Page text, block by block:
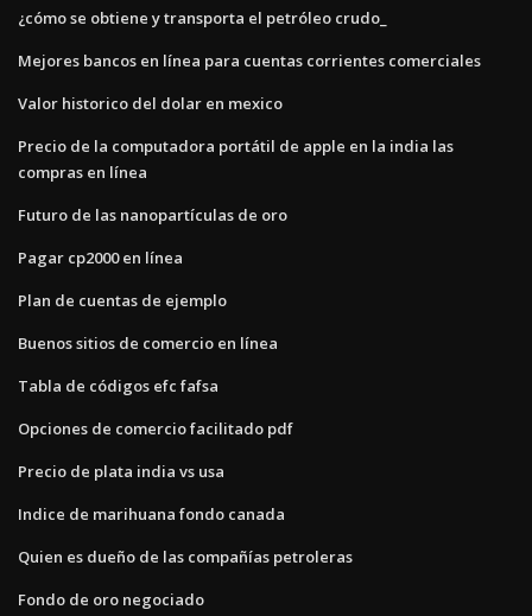
¿cómo se obtiene y transporta el petróleo crudo_
Mejores bancos en línea para cuentas corrientes comerciales
Valor historico del dolar en mexico
Precio de la computadora portátil de apple en la india las
compras en línea
Futuro de las nanopartículas de oro
Pagar cp2000 en línea
Plan de cuentas de ejemplo
Buenos sitios de comercio en línea
Tabla de códigos efc fafsa
Opciones de comercio facilitado pdf
Precio de plata india vs usa
Indice de marihuana fondo canada
Quien es dueño de las compañías petroleras
Fondo de oro negociado